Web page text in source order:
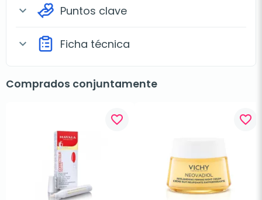
expand_more Puntos clave
expand_more Ficha técnica
Comprados conjuntamente
favorite_border favorite_border